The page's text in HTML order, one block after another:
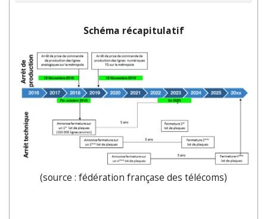
Schéma récapitulatif
(source : fédération françase des télécoms)